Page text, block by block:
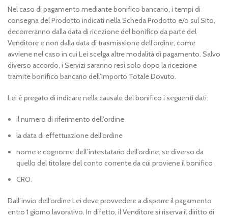
Nel caso di pagamento mediante bonifico bancario, i tempi di
consegna del Prodotto indicati nella Scheda Prodotto e/o sul Sito,
decorreranno dalla data di ricezione del bonifico da parte del
Venditore e non dalla data di trasmissione dell’ordine, come
avviene nel caso in cui Lei scelga altre modalità di pagamento. Salvo
diverso accordo, i Servizi saranno resi solo dopo la ricezione
tramite bonifico bancario dell’Importo Totale Dovuto.
Lei è pregato di indicare nella causale del bonifico i seguenti dati:
il numero di riferimento dell’ordine
la data di effettuazione dell’ordine
nome e cognome dell’intestatario dell’ordine, se diverso da
quello del titolare del conto corrente da cui proviene il bonifico
CRO.
Dall’invio dell’ordine Lei deve provvedere a disporre il pagamento
entro 1 giorno lavorativo. In difetto, il Venditore si riserva il diritto di